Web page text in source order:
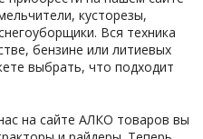
кусторезы,
Вся техника
бензине или литиевых
выбрать, что подходит
на сайте АЛКО товаров вы